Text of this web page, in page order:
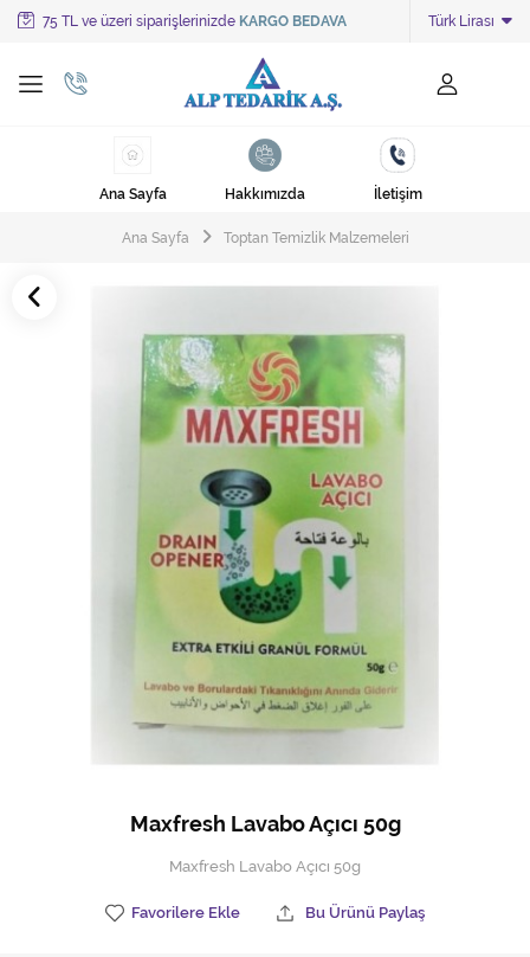
75 TL ve üzeri siparişlerinizde KARGO BEDAVA Türk Lirası
Tüm Kategoriler
Ayakkabı Cila Makineleri
Cila Makineleri
Çöp Torbaları
Endüstriyel Zemin Yıkama Makineleri
Halı Kurutma Makineleri
Hijyen Malzemeleri
Mekanik Dış Alan Süpürücüler
Tek-Çift Kovalı Temizlik Arabası
Toptan Temizlik Malzemeleri
Ana Sayfa Hakkımızda İletişim
Ana Sayfa Toptan Temizlik Malzemeleri
Maxfresh Lavabo Açıcı 50g
Maxfresh Lavabo Açıcı 50g
Favorilere Ekle Bu Ürünü Paylaş